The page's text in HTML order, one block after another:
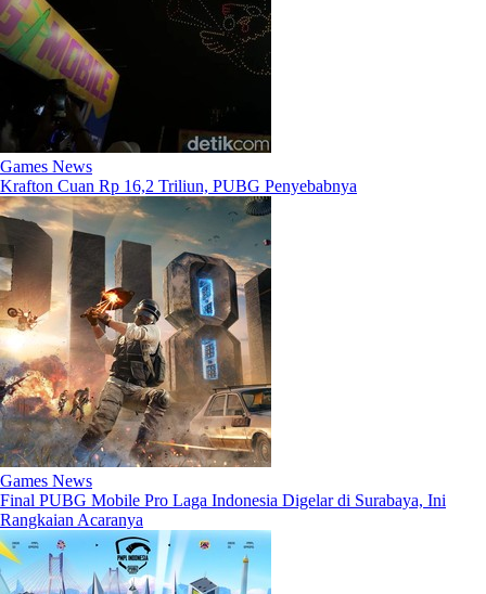
Games News
Krafton Cuan Rp 16,2 Triliun, PUBG Penyebabnya
Games News
Final PUBG Mobile Pro Laga Indonesia Digelar di Surabaya, Ini
Rangkaian Acaranya